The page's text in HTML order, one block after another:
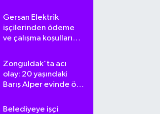
gerek!"
Gersan Elektrik
işçilerinden ödeme
ve çalışma koşullarına
Zonguldak'ta acı
olay: 20 yaşındaki
Barış Alper evinde ölü
Belediyeye işçi